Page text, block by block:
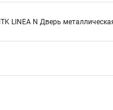
ITK LINEA N Дверь